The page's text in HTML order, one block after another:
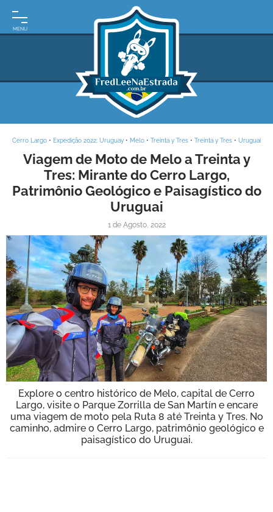
INÍCIO
URUGUAI
MAPAS
RODOVIÁRIOS
E-
BOOK
VÍDEOS
Cerro Largo • Expedição 2022: Uruguay • Melo • Treinta y Tres • Treinta y Tres • Uruguai
Viagem de Moto de Melo a Treinta y
Tres: Mirante do Cerro Largo,
Patrimônio Geológico e Paisagístico do
Uruguai
1 de Agosto, 2022
Explore o centro histórico de Melo, capital de Cerro
Largo, visite o Parque Zorrilla de San Martín e encare
uma viagem de moto pela Ruta 8 até Treinta y Tres. No
caminho, admire o Cerro Largo, patrimônio geológico e
paisagístico do Uruguai.